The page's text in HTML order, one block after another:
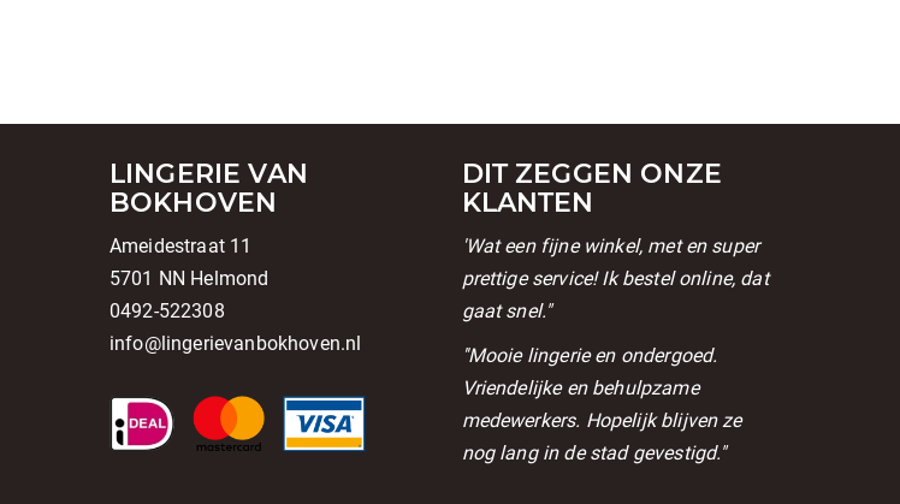
LINGERIE VAN
BOKHOVEN
Ameidestraat 11
5701 NN Helmond
0492-522308
info@lingerievanbokhoven.nl
DIT ZEGGEN ONZE
KLANTEN
'Wat een fijne winkel, met en super
prettige service! Ik bestel online, dat
gaat snel."
''Mooie lingerie en ondergoed.
Vriendelijke en behulpzame
medewerkers. Hopelijk blijven ze
nog lang in de stad gevestigd."